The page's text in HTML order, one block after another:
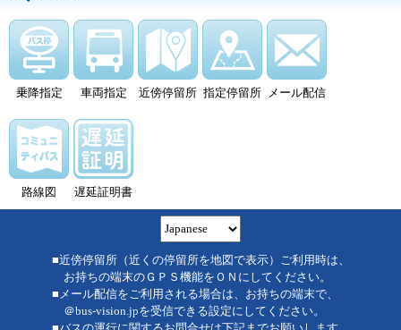
乗降指定 車両指定 近傍停留所 指定停留所 メール配信
路線図 遅延証明書
■近傍停留所（近くの停留所を地図で表示）ご利用時は、
お持ちの端末のＧＰＳ機能をＯＮにしてください。
■メール配信をご利用される場合は、お持ちの端末で、
＠bus-vision.jpを受信できる設定にしてください。